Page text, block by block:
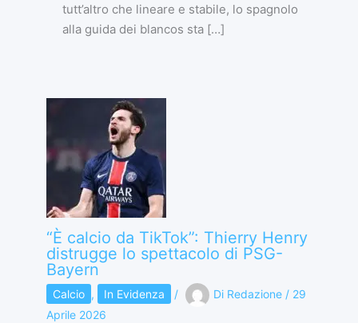
tutt’altro che lineare e stabile, lo spagnolo
alla guida dei blancos sta […]
“È calcio da TikTok”: Thierry Henry
distrugge lo spettacolo di PSG-
Bayern
Calcio , In Evidenza / Di Redazione / 29
Aprile 2026